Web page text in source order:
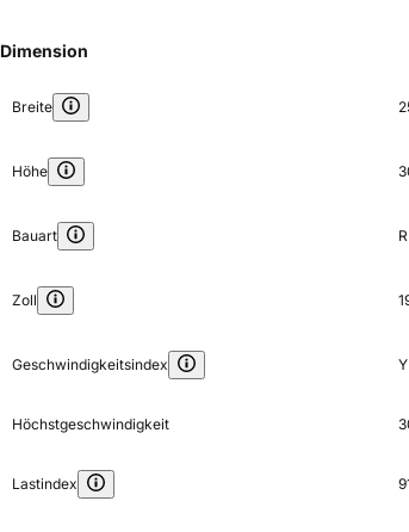
Dimension
Breite
Höhe
Bauart R
Zoll
Geschwindigkeitsindex Y
Höchstgeschwindigkeit
Lastindex